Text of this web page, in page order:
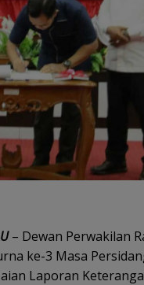
– Dewan Perwakilan
ke-3 Masa
Laporan